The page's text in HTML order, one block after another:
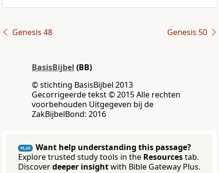
Genesis 48 Genesis 50
BasisBijbel (BB)
© stichting BasisBijbel 2013
Gecorrigeerde tekst © 2015 Alle rechten
voorbehouden Uitgegeven bij de
ZakBijbelBond: 2016
PLUS
Want help understanding this passage?
Explore trusted study tools in the Resourcestab.
Discoverdeeper insightwith Bible Gateway Plus.